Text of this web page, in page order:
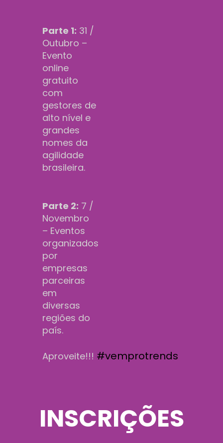
Parte 1: 31 /
Outubro –
Evento
online
gratuito
com
gestores de
alto nível e
grandes
nomes da
agilidade
brasileira.
Parte 2: 7 /
Novembro
– Eventos
organizados
por
empresas
parceiras
em
diversas
regiões do
país.
Aproveite!!! #vemprotrends
INSCRIÇÕES